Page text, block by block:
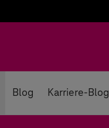
Blog Karriere-Blog